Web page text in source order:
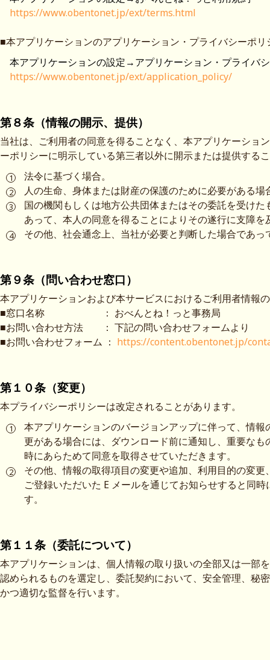
https://www.obentonet.jp/ext/terms.html
■本アプリケーションのアプリケーション・プライバシーポリ
本アプリケーションの設定→アプリケーション・プライバ
https://www.obentonet.jp/ext/application_policy/
第８条（情報の開示、提供）
当社は、ご利用者の同意を得ることなく、本アプリケーショ
ーポリシーに明示している第三者以外に開示または提供する
法令に基づく場合。
人の生命、身体または財産の保護のために必要がある
国の機関もしくは地方公共団体またはその委託を受け
あって、本人の同意を得ることによりその遂行に支障
その他、社会通念上、当社が必要と判断した場合であ
第９条（問い合わせ窓口）
本アプリケーションおよび本サービスにおけるご利用者情報
■窓口名称 ： おべんとね！っと事務局
■お問い合わせ方法 ： 下記の問い合わせフォームより
■お問い合わせフォーム ： https://content.obentonet.jp/
第１０条（変更）
本プライバシーポリシーは改定されることがあります。
本アプリケーションのバージョンアップに伴って、情
更がある場合には、ダウンロード前に通知し、重要な
時にあらためて同意を取得させていただきます。
その他、情報の取得項目の変更や追加、利用目的の変
ご登録いただいた E メールを通じてお知らせすると同
す。
第１１条（委託について）
本アプリケーションは、個人情報の取り扱いの全部又は一部
認められるものを選定し、委託契約において、安全管理、秘
かつ適切な監督を行います。